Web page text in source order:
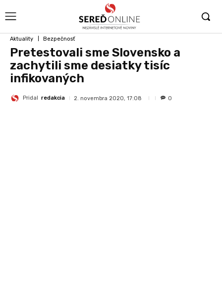
Aktuality Bezpečnosť
Pretestovali sme Slovensko a
zachytili sme desiatky tisíc
infikovaných
Pridal redakcia 2. novembra 2020, 17:08 0